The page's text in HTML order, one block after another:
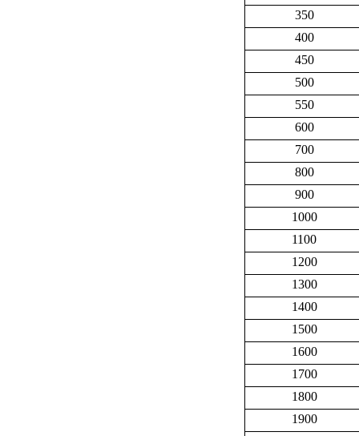
350
400
450
500
550
600
700
800
900
1000
1100
1200
1300
1400
1500
1600
1700
1800
1900